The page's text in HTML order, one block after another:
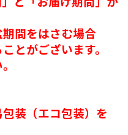
間をはさむ場合
とがございます。
。
装（エコ包装）を